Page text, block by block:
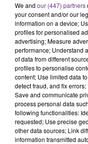
We and our (447) partners
your consent and/or our
information on a device;
profiles for personalised
advertising; Measure
performance; Understand
of data from different
profiles to personalise
content; Use limited data
detect fraud, and fix
Save and communicate
process personal data
following functionalities:
requested; Use precise
other data sources; Link
information transmitted